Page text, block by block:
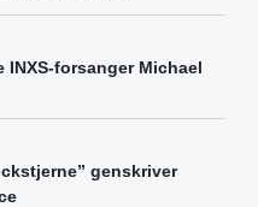
forsanger Michael
genskriver